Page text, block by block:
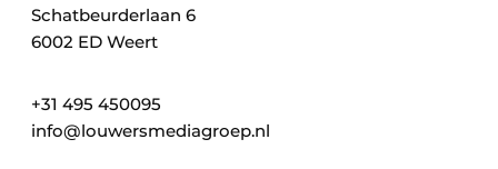
Schatbeurderlaan 6
6002 ED Weert
+31 495 450095
info@louwersmediagroep.nl